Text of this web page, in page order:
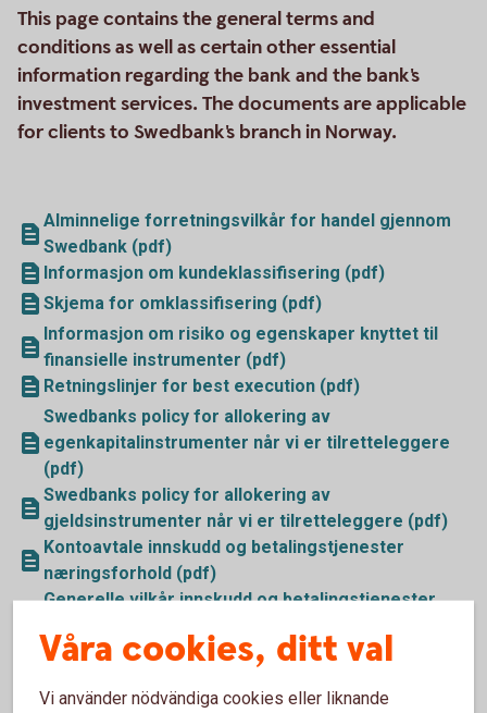
This page contains the general terms and
conditions as well as certain other essential
information regarding the bank and the bank's
investment services. The documents are applicable
for clients to Swedbank's branch in Norway.
Alminnelige forretningsvilkår for handel gjennom
Swedbank (pdf)
Informasjon om kundeklassifisering (pdf)
Skjema for omklassifisering (pdf)
Informasjon om risiko og egenskaper knyttet til
finansielle instrumenter (pdf)
Retningslinjer for best execution (pdf)
Swedbanks policy for allokering av
egenkapitalinstrumenter når vi er tilretteleggere
(pdf)
Swedbanks policy for allokering av
gjeldsinstrumenter når vi er tilretteleggere (pdf)
Kontoavtale innskudd og betalingstjenester
næringsforhold (pdf)
Generelle vilkår innskudd og betalingstjenester
Veiledende prisopplysninger for handel gjennom
Informasjon om markedsplasser mv (pdf)
Våra cookies, ditt val
Vi använder nödvändiga cookies eller liknande